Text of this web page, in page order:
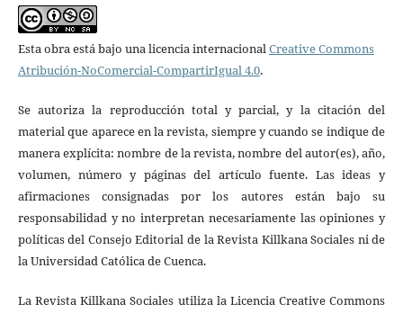
Esta obra está bajo una licencia internacionalCreative Commons
Atribución-NoComercial-CompartirIgual 4.0.
Se autoriza la reproducción total y parcial, y la citación del
material que aparece en la revista, siempre y cuando se indique de
manera explícita: nombre de la revista, nombre del autor(es), año,
volumen, número y páginas del artículo fuente. Las ideas y
afirmaciones consignadas por los autores están bajo su
responsabilidad y no interpretan necesariamente las opiniones y
políticas del Consejo Editorial de la Revista Killkana Sociales ni de
la Universidad Católica de Cuenca.
La Revista Killkana Sociales utiliza la Licencia Creative Commons